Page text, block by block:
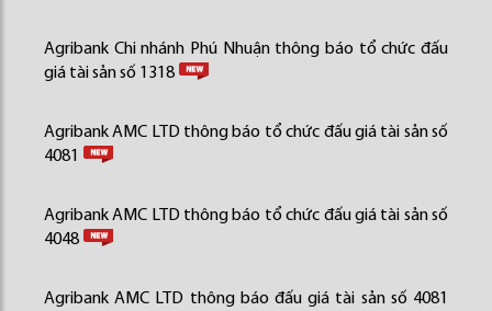
Agribank Chi nhánh Phú Nhuận thông báo tổ chức đấu
giá tài sản số 1318
Agribank AMC LTD thông báo tổ chức đấu giá tài sản số
4081
Agribank AMC LTD thông báo tổ chức đấu giá tài sản số
4048
Agribank AMC LTD thông báo đấu giá tài sản số 4081